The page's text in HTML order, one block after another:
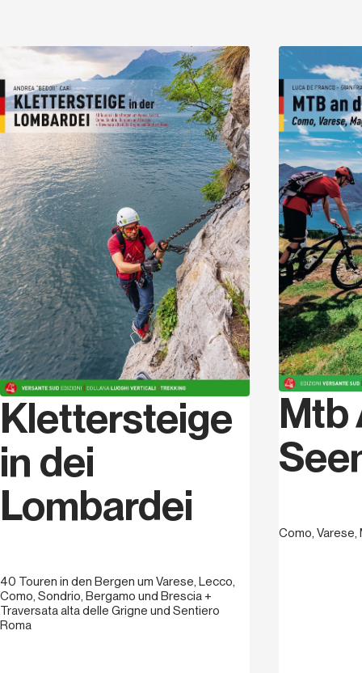
Entdecken
Klettersteige
in dei
Lombardei
40 Touren in den Bergen um Varese, Lecco,
Como, Sondrio, Bergamo und Brescia +
Traversata alta delle Grigne und Sentiero
Roma
Mtb
Como, Varese,